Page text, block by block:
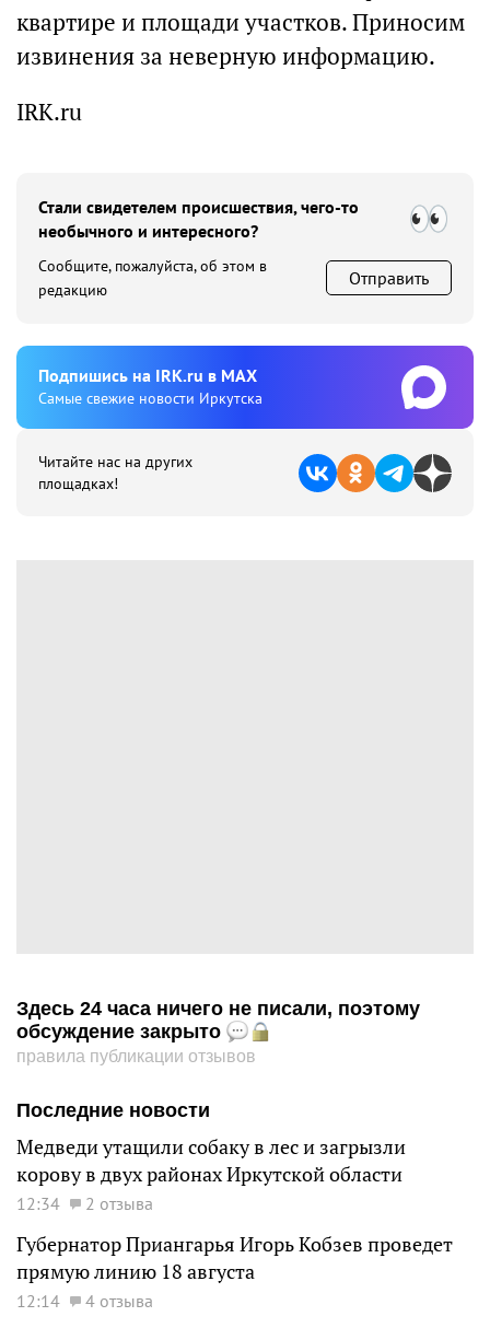
квартире и площади участков. Приносим
извинения за неверную информацию.
IRK.ru
Стали свидетелем происшествия, чего-то
необычного и интересного?
Сообщите, пожалуйста, об этом в
редакцию
Отправить
Подпишиcь на IRK.ru в MAX
Cамые свежие новости Иркутска
Читайте нас на других
площадках!
Здесь 24 часа ничего не писали, поэтому
обсуждение закрыто
правила публикации отзывов
Последние новости
Медведи утащили собаку в лес и загрызли
корову в двух районах Иркутской области
12:34 2 отзыва
Губернатор Приангарья Игорь Кобзев проведет
прямую линию 18 августа
12:14 4 отзыва